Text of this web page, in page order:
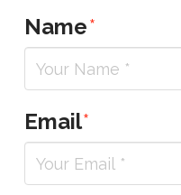
Name*
Email*